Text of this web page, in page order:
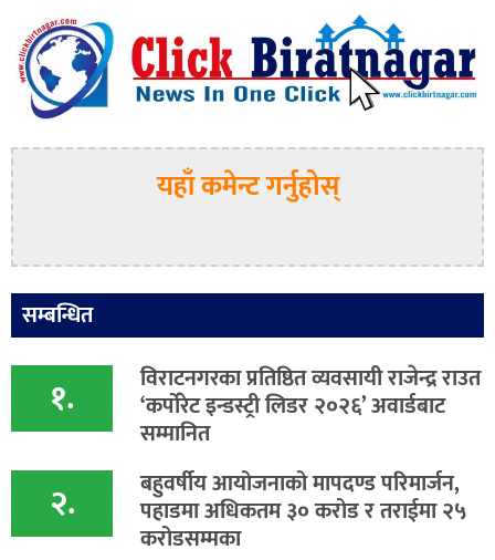
यहाँ कमेन्ट गर्नुहोस्
सम्बन्धित
१. विराटनगरका प्रतिष्ठित व्यवसायी राजेन्द्र राउत
‘कर्पोरेट इन्डस्ट्री लिडर २०२६’ अवार्डबाट
सम्मानित
२. बहुवर्षीय आयोजनाको मापदण्ड परिमार्जन,
पहाडमा अधिकतम ३० करोड र तराईमा २५
करोडसम्मका